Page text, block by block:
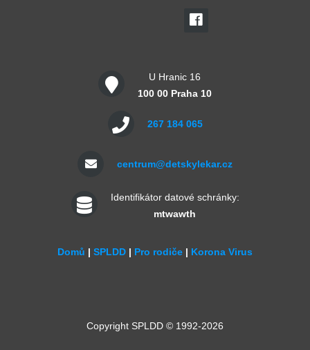
U Hranic 16
100 00 Praha 10
267 184 065
centrum@detskylekar.cz
Identifikátor datové schránky:
mtwawth
Domů | SPLDD | Pro rodiče | Korona Virus
Copyright SPLDD © 1992-2026